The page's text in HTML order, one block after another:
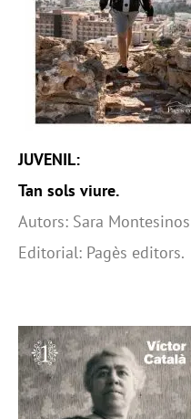
JUVENIL:
Tan sols viure.
Autors: Sara
Editorial: Pagès editors.